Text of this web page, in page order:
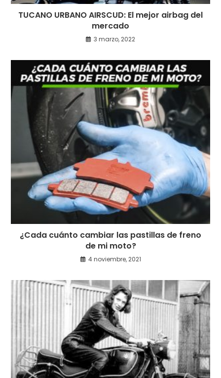
TUCANO URBANO AIRSCUD: El mejor airbag del
mercado
3 marzo, 2022
¿Cada cuánto cambiar las pastillas de freno
de mi moto?
4 noviembre, 2021